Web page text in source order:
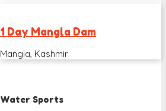
1 Day Mangla Dam
Mangla, Kashmir
Water Sports